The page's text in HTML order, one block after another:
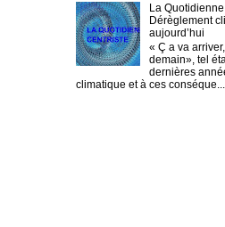
La
Dérèglement
aujourd’hui
« Ç a va
demain», tel
dernières
climatique et à ces conséque...